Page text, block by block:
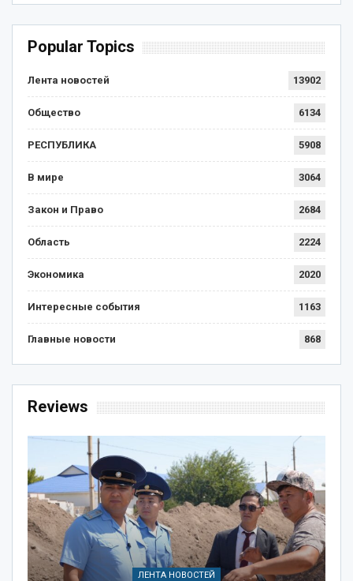
Popular Topics
Лента новостей 13902
Общество 6134
РЕСПУБЛИКА 5908
В мире 3064
Закон и Право 2684
Область 2224
Экономика 2020
Интересные события 1163
Главные новости 868
Reviews
ЛЕНТА НОВОСТЕЙ